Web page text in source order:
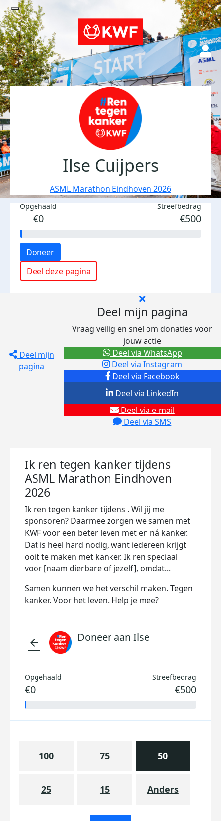
Ilse Cuijpers
ASML Marathon Eindhoven 2026
Opgehaald
€0
Streefbedrag
€500
Doneer
Deel deze pagina
Deel mijn
pagina
Deel mijn pagina
Vraag veilig en snel om donaties voor
jouw actie
Deel via Facebook
Deel via Instagram
Deel via e-mail
Deel via SMS
Deel via LinkedIn
Deel via WhatsApp
Ik ren tegen kanker tijdens
ASML Marathon Eindhoven
2026
Ik ren tegen kanker tijdens . Wil jij me
sponsoren? Daarmee zorgen we samen met
KWF voor een beter leven met en ná kanker.
Dat is heel hard nodig, want iedereen krijgt
ooit te maken met kanker. Ik ren speciaal
voor [naam dierbare of jezelf], omdat...
Samen kunnen we het verschil maken. Tegen
kanker. Voor het leven. Help je mee?
arrow_back Doneer aan Ilse
Opgehaald
€0
Streefbedrag
€500
100 75 50
25 15 Anders